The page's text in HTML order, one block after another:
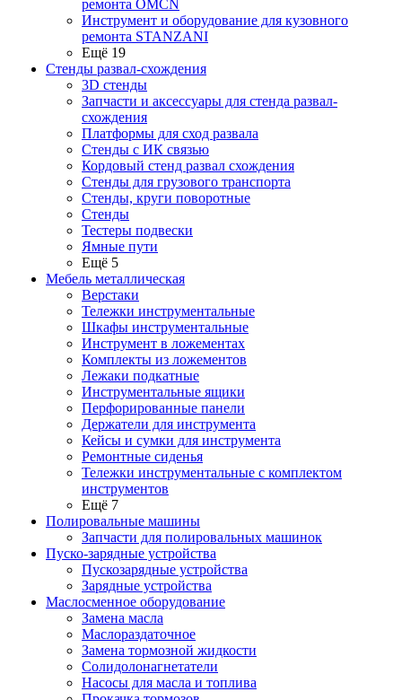
ремонта OMCN
Инструмент и оборудование для кузовного
ремонта STANZANI
Ещё 19
Стенды развал-схождения
3D стенды
Запчасти и аксессуары для стенда развал-
схождения
Платформы для сход развала
Стенды с ИК связью
Кордовый стенд развал схождения
Стенды для грузового транспорта
Стенды, круги поворотные
Стенды
Тестеры подвески
Ямные пути
Ещё 5
Мебель металлическая
Верстаки
Тележки инструментальные
Шкафы инструментальные
Инструмент в ложементах
Комплекты из ложементов
Лежаки подкатные
Инструментальные ящики
Перфорированные панели
Держатели для инструмента
Кейсы и сумки для инструмента
Ремонтные сиденья
Тележки инструментальные с комплектом
инструментов
Ещё 7
Полировальные машины
Запчасти для полировальных машинок
Пуско-зарядные устройства
Пускозарядные устройства
Зарядные устройства
Маслосменное оборудование
Замена масла
Маслораздаточное
Замена тормозной жидкости
Солидолонагнетатели
Насосы для масла и топлива